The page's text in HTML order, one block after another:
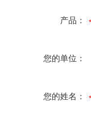
产品：
您的单位：
您的姓名：